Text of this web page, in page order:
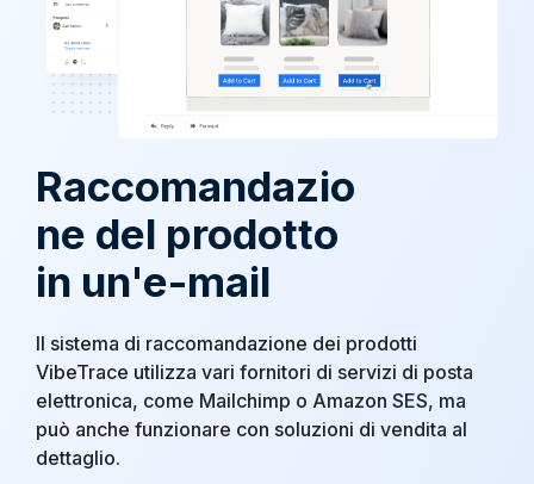
Raccomandazio
ne del prodotto
in un'e-mail
Il sistema di raccomandazione dei prodotti
VibeTrace utilizza vari fornitori di servizi di posta
elettronica, come Mailchimp o Amazon SES, ma
può anche funzionare con soluzioni di vendita al
dettaglio.